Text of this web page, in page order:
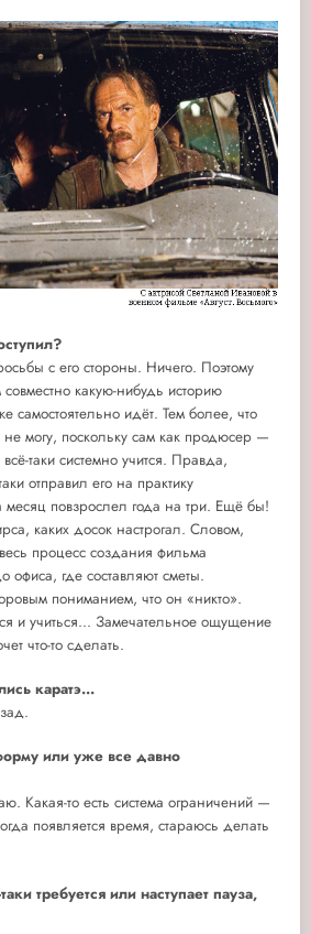
с его стороны. Ничего. Поэтому
какую-нибудь историю
самостоятельно идёт. Тем более, что
могу, поскольку сам как продюсер —
таки системно учится. Правда,
отправил его на практику
повзрослел года на три. Ещё бы!
каких досок настрогал. Словом,
процесс создания фильма
офиса, где составляют сметы.
пониманием, что он «никто».
и учиться... Замечательное ощущение
что-то сделать.
каратэ...
или уже все давно
Какая-то есть система ограничений —
появляется время, стараюсь делать
требуется или наступает пауза,